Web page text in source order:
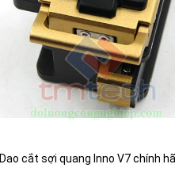
Dao cắt sợi quang Inno V7 chính